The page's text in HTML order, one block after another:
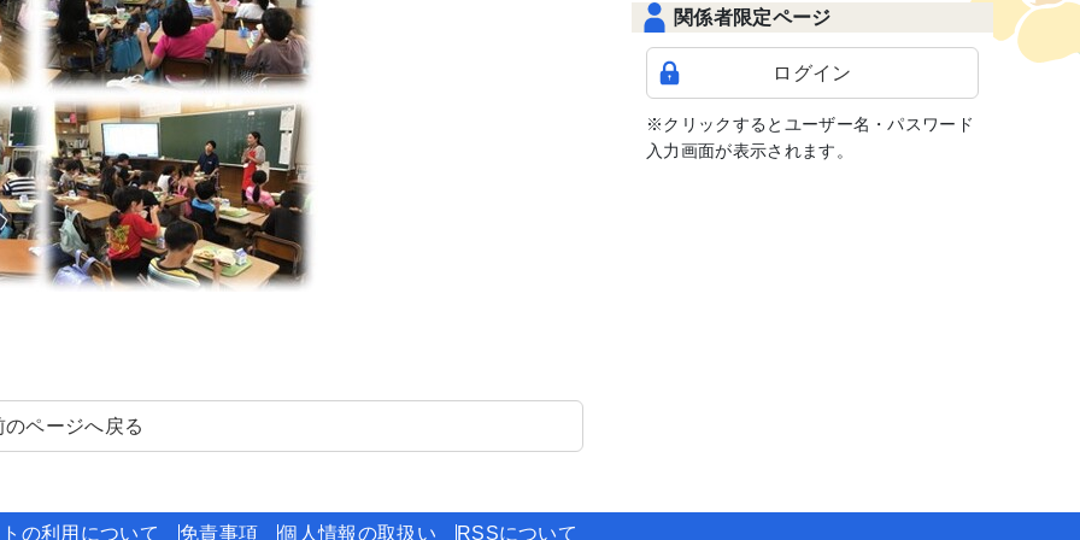
のページへ戻る
関係者限定ページ
ログイン
※クリックするとユーザー名・パスワード
入力画面が表示されます。
の利用について 免責事項 個人情報の取扱い RSSについて